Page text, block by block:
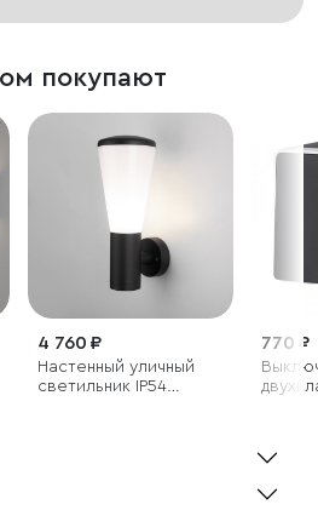
покупают
4 760 ₽
Настенный уличный
светильник IP54
770 ₽